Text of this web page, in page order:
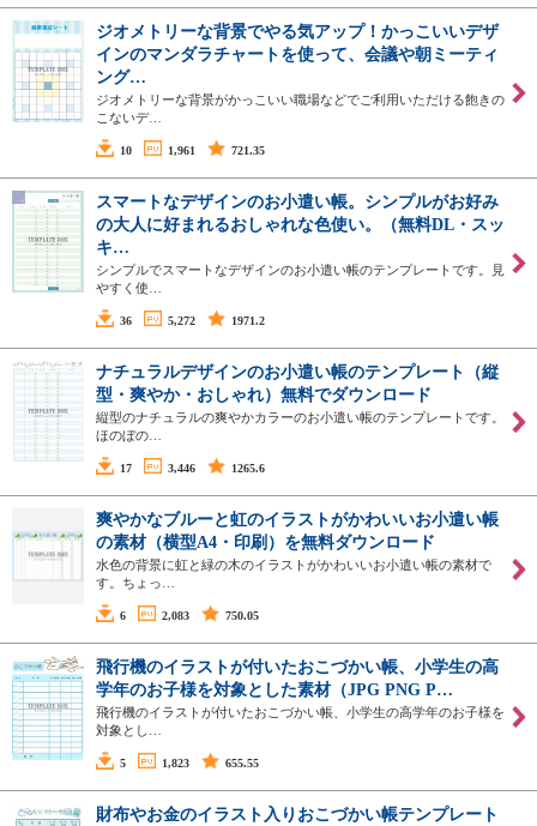
ジオメトリーな背景でやる気アップ！かっこいいデザ
インのマンダラチャートを使って、会議や朝ミーティ
ング…
ジオメトリーな背景がかっこいい職場などでご利用いただける飽きの
こないデ…
10 1,961 721.35
スマートなデザインのお小遣い帳。シンプルがお好み
の大人に好まれるおしゃれな色使い。（無料DL・スッ
キ…
シンプルでスマートなデザインのお小遣い帳のテンプレートです。見
やすく使…
36 5,272 1971.2
ナチュラルデザインのお小遣い帳のテンプレート（縦
型・爽やか・おしゃれ）無料でダウンロード
縦型のナチュラルの爽やかカラーのお小遣い帳のテンプレートです。
ほのぼの…
17 3,446 1265.6
爽やかなブルーと虹のイラストがかわいいお小遣い帳
の素材（横型A4・印刷）を無料ダウンロード
水色の背景に虹と緑の木のイラストがかわいいお小遣い帳の素材で
す。ちょっ…
6 2,083 750.05
飛行機のイラストが付いたおこづかい帳、小学生の高
学年のお子様を対象とした素材（JPG PNG P…
飛行機のイラストが付いたおこづかい帳、小学生の高学年のお子様を
対象とし…
5 1,823 655.55
財布やお金のイラスト入りおこづかい帳テンプレート